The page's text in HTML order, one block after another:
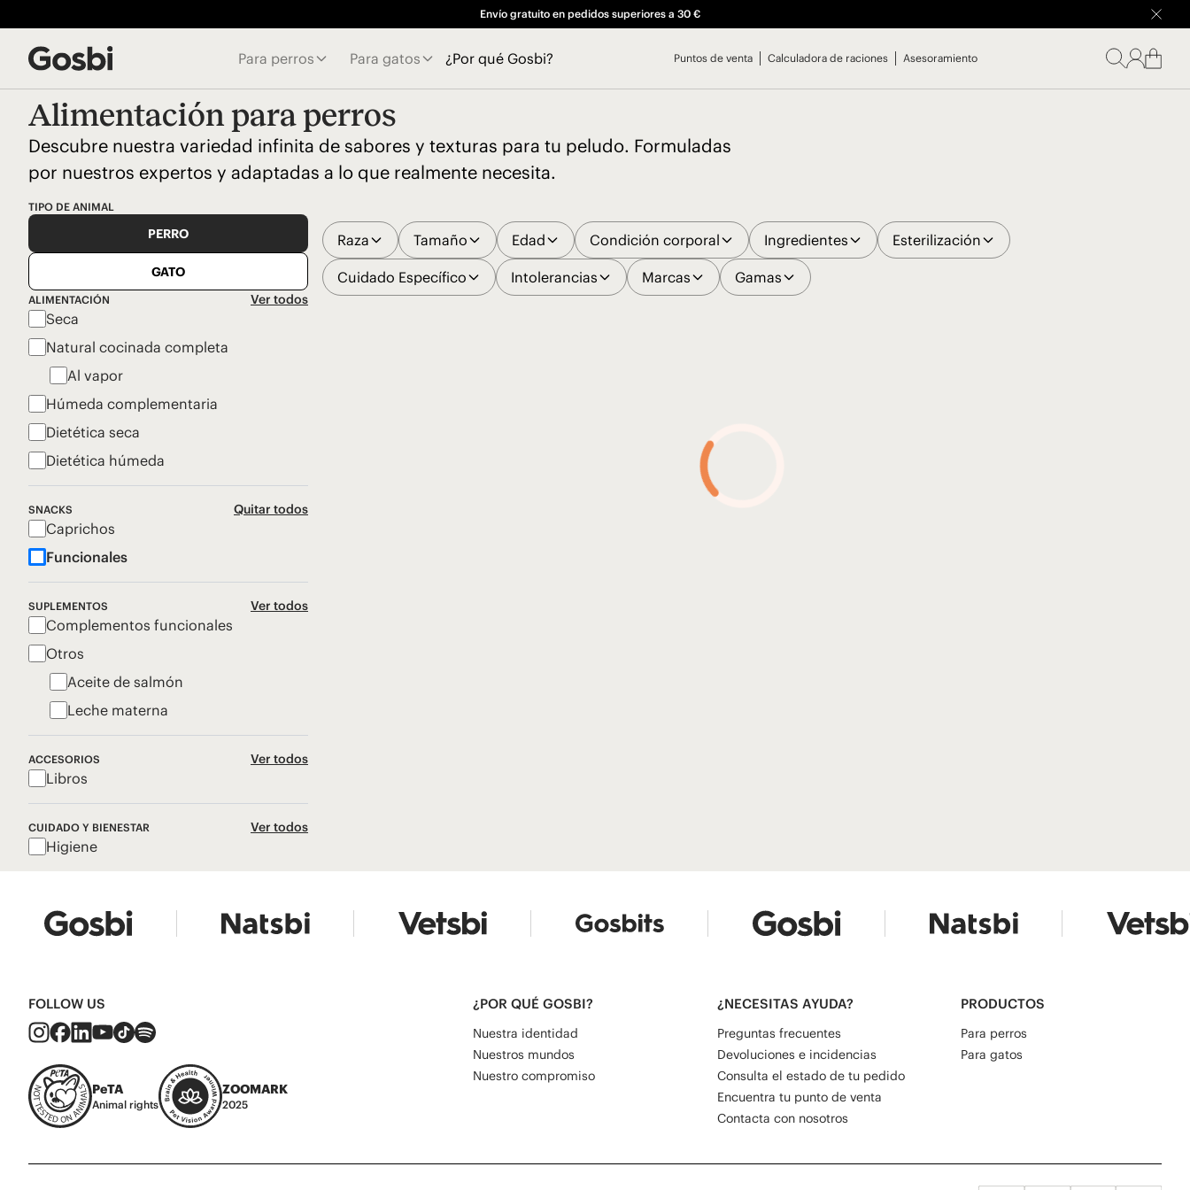
Envío gratuito en pedidos superiores a 30 €
Para perros Para gatos ¿Por qué Gosbi? Puntos de venta Calculadora de raciones Asesoramiento
Alimentación para perros
Descubre nuestra variedad infinita de sabores y texturas para tu peludo. Formuladas
por nuestros expertos y adaptadas a lo que realmente necesita.
TIPO DE ANIMAL
PERRO
GATO
ALIMENTACIÓN Ver todos
Seca
Natural cocinada completa
Al vapor
Húmeda complementaria
Dietética seca
Dietética húmeda
SNACKS Quitar todos
Caprichos
Funcionales
SUPLEMENTOS Ver todos
Complementos funcionales
Otros
Aceite de salmón
Leche materna
ACCESORIOS Ver todos
Libros
CUIDADO Y BIENESTAR Ver todos
Higiene
Raza Tamaño Edad Condición corporal Ingredientes Esterilización
Cuidado Específico Intolerancias Marcas Gamas
FOLLOW US
PeTA
Animal rights
ZOOMARK
2025
¿POR QUÉ GOSBI?
Nuestra identidad
Nuestros mundos
Nuestro compromiso
¿NECESITAS AYUDA?
Preguntas frecuentes
Devoluciones e incidencias
Consulta el estado de tu pedido
Encuentra tu punto de venta
Contacta con nosotros
PRODUCTOS
Para perros
Para gatos